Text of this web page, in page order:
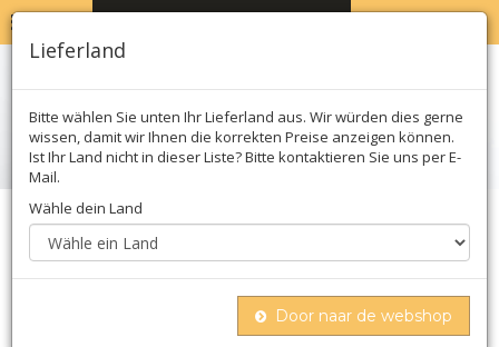
Lieferland
Bitte wählen Sie unten Ihr Lieferland aus. Wir würden dies gerne
wissen, damit wir Ihnen die korrekten Preise anzeigen können.
Ist Ihr Land nicht in dieser Liste? Bitte kontaktieren Sie uns per E-
Mail.
Wähle dein Land
Door naar de webshop